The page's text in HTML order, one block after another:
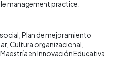
management practice.
Plan de mejoramiento
Cultura organizacional
Maestría en Innovación Educativa